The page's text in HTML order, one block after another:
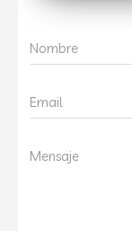
Nombre
Email
Mensaje